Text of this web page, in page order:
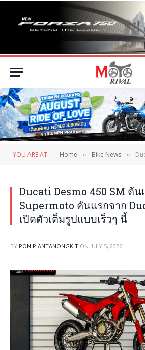
YOU ARE AT: Home » Bike News » Ducati
Ducati Desmo 450 SM ต้
Supermoto คันแรกจาก
เปิดตัวเต็มรูปแบบเร็วๆ นี้
BY PON PIANTANONGKIT ON JULY 5, 2026